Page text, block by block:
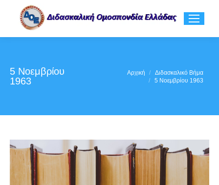
5 Νοεμβρίου
1963
Αρχική
Διδασκαλικό Βήμα
5 Νοεμβρίου 1963